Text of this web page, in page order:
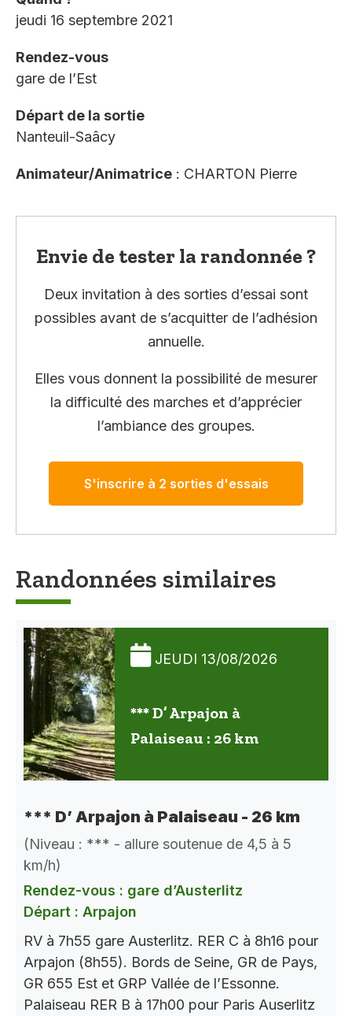
jeudi 16 septembre 2021
Rendez-vous
gare de l’Est
Départ de la sortie
Nanteuil-Saâcy
Animateur/Animatrice : CHARTON Pierre
Envie de tester la randonnée ?
Deux invitation à des sorties d’essai sont
possibles avant de s’acquitter de l’adhésion
annuelle.
Elles vous donnent la possibilité de mesurer
la difficulté des marches et d’apprécier
l’ambiance des groupes.
S'inscrire à 2 sorties d'essais
Randonnées similaires
JEUDI 13/08/2026
*** D’ Arpajon à
Palaiseau : 26 km
*** D’ Arpajon à Palaiseau - 26 km
(Niveau : *** - allure soutenue de 4,5 à 5
km/h)
Rendez-vous : gare d’Austerlitz
Départ : Arpajon
RV à 7h55 gare Austerlitz. RER C à 8h16 pour
Arpajon (8h55). Bords de Seine, GR de Pays,
GR 655 Est et GRP Vallée de l’Essonne.
Palaiseau RER B à 17h00 pour Paris Auserlitz